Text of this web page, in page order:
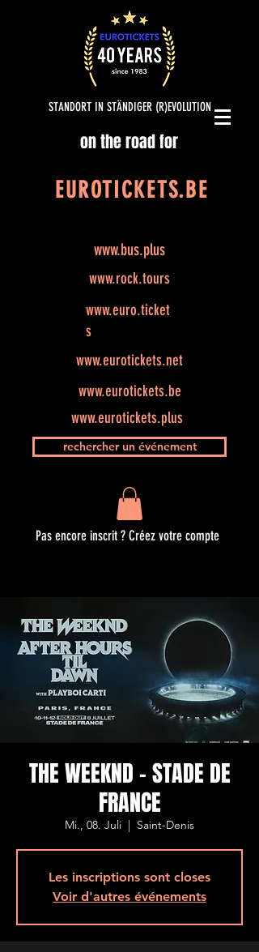
STANDORT IN STÄNDIGER (R)EVOLUTION
on the road for
EUROTICKETS.BE
www.bus.plus
www.rock.tours
www.euro.ticket
s
www.eurotickets.net
www.eurotickets.be
www.eurotickets.plus
rechercher un événement
Pas encore inscrit ? Créez votre compte
THE WEEKND - STADE DE
FRANCE
Mi., 08. Juli
  |
Saint-Denis
Les inscriptions sont closes
Voir d'autres événements